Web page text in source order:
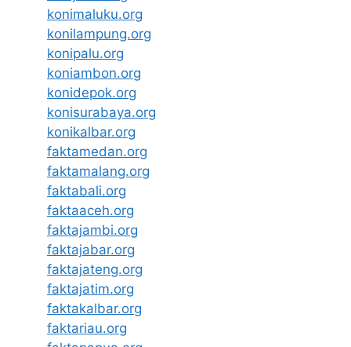
konimaluku.org
konilampung.org
konipalu.org
koniambon.org
konidepok.org
konisurabaya.org
konikalbar.org
faktamedan.org
faktamalang.org
faktabali.org
faktaaceh.org
faktajambi.org
faktajabar.org
faktajateng.org
faktajatim.org
faktakalbar.org
faktariau.org